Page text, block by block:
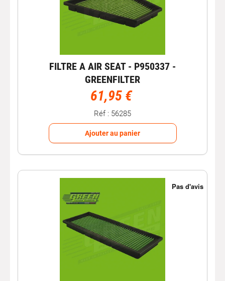
FILTRE A AIR SEAT - P950337 -
GREENFILTER
61,95 €
Réf : 56285
Ajouter au panier